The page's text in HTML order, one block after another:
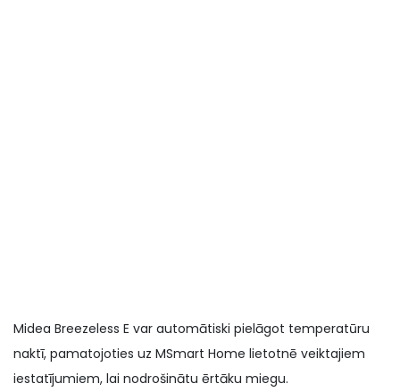
Midea Breezeless E var automātiski pielāgot temperatūru
naktī, pamatojoties uz MSmart Home lietotnē veiktajiem
iestatījumiem, lai nodrošinātu ērtāku miegu.